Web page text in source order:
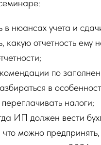
в нюансах учета и
какую отчетность
по
в
налоги;
ИП должен вести
можно